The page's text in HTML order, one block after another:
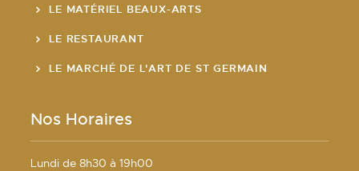
LE MATÉRIEL BEAUX-ARTS
LE RESTAURANT
LE MARCHÉ DE L'ART DE ST GERMAIN
Nos Horaires
Lundi de 8h30 à 19h00